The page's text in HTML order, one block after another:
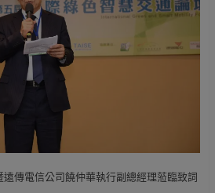
傳電信公司饒仲華執行副總經理蒞臨致詞